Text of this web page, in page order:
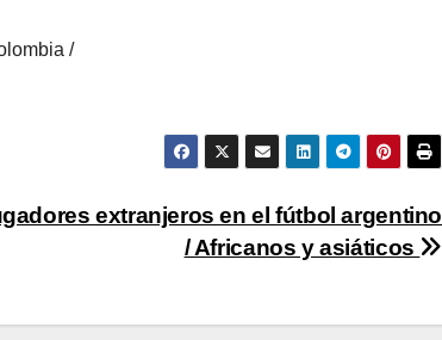
/
extranjeros en el fútbol argentino
/ Africanos y asiáticos